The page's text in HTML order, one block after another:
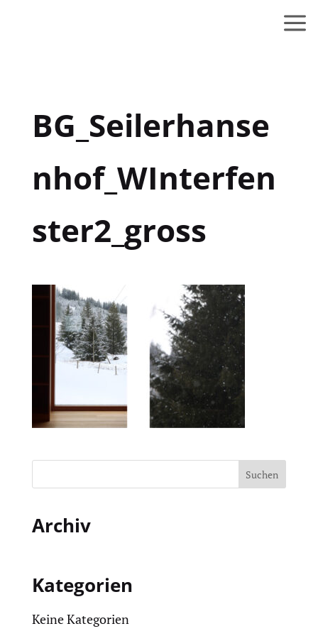
BG_Seilerhanse
nhof_WInterfen
ster2_gross
Archiv
Kategorien
Keine Kategorien